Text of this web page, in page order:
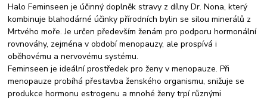
Halo Feminseen je účinný doplněk stravy z dílny Dr. Nona, který
kombinuje blahodárné účinky přírodních bylin se silou minerálů z
Mrtvého moře. Je určen především ženám pro podporu hormonální
rovnováhy, zejména v období menopauzy, ale prospívá i
oběhovému a nervovému systému.
Feminseen je ideální prostředek pro ženy v menopauze. Při
menopauze probíhá přestavba ženského organismu, snižuje se
produkce hormonu estrogenu a mnohé ženy trpí různými